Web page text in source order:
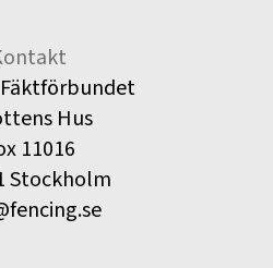
Hus
11016
Stockholm